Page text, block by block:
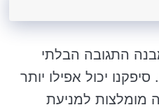
התגובה הבלתי
יכול אפילו יותר
מומלצות למניעת